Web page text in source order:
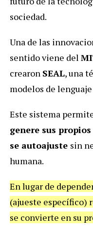
sociedad.
Una de las
sentido viene del
crearon SEAL, una
modelos de lenguaje
Este sistema
genere sus
se autoajuste sin
humana.
En lugar de
(ajueste específico)
se convierte en su